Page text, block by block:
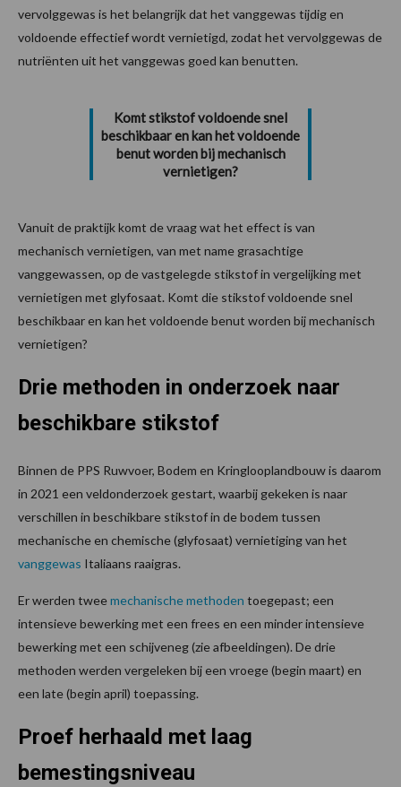
vervolggewas is het belangrijk dat het vanggewas tijdig en
voldoende effectief wordt vernietigd, zodat het vervolggewas de
nutriënten uit het vanggewas goed kan benutten.
Komt stikstof voldoende snel
beschikbaar en kan het voldoende
benut worden bij mechanisch
vernietigen?
Vanuit de praktijk komt de vraag wat het effect is van
mechanisch vernietigen, van met name grasachtige
vanggewassen, op de vastgelegde stikstof in vergelijking met
vernietigen met glyfosaat. Komt die stikstof voldoende snel
beschikbaar en kan het voldoende benut worden bij mechanisch
vernietigen?
Drie methoden in onderzoek naar
beschikbare stikstof
Binnen de PPS Ruwvoer, Bodem en Kringlooplandbouw is daarom
in 2021 een veldonderzoek gestart, waarbij gekeken is naar
verschillen in beschikbare stikstof in de bodem tussen
mechanische en chemische (glyfosaat) vernietiging van het
vanggewas Italiaans raaigras.
Er werden tweemechanische methoden toegepast; een
intensieve bewerking met een frees en een minder intensieve
bewerking met een schijveneg (zie afbeeldingen). De drie
methoden werden vergeleken bij een vroege (begin maart) en
een late (begin april) toepassing.
Proef herhaald met laag
bemestingsniveau